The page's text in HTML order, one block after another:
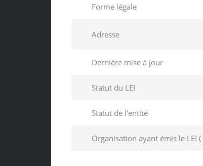
Forme légale
Adresse
Dernière mise à jour
Statut du LEI
Statut de l'entité
Organisation ayant émis le LEI (